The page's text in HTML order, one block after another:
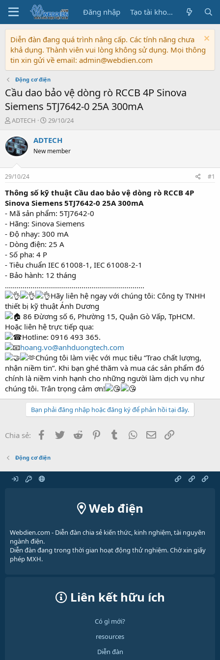
Đăng nhập Tạo tài khoản
Diễn đàn đang quá trình nâng cấp. Các tính năng chưa
khả dụng. Thành viên vui lòng không sử dụng. Mọi thông
tin xin gửi về email: admin@webdien.com
Động cơ điện
Cầu dao bảo vệ dòng rò RCCB 4P Sinova
Siemens 5TJ7642-0 25A 300mA
T
r
e
a
s
t
a
t
e
r
ADTECH
N
à
b
ầ
29/10/24
ADTECH
New member
29/10/24 #1
Thông số kỹ thuật Cầu dao bảo vệ dòng rò RCCB 4P
Sinova Siemens 5TJ7642-0 25A 300mA
- Mã sản phẩm: 5TJ7642-0
- Hãng: Sinova Siemens
- Độ nhạy: 300 mA
- Dòng điện: 25 A
- Số pha: 4 P
- Tiêu chuẩn IEC 61008-1, IEC 61008-2-1
- Bảo hành: 12 tháng
.......................................................................
Hãy liên hệ ngay với chúng tôi: Công ty TNHH
thiết bị kỹ thuật Ánh Dương
86 Đừơng số 6, Phường 15, Quận Gò Vấp, TpHCM.
Hoặc liên hệ trực tiếp qua:
Hotline: 0916 493 365.
hoang.vo@anhduongtech.com
Chúng tôi làm việc với mục tiêu “Trao chất lượng,
nhận niềm tin”. Khi bạn ghé thăm và mua các sản phẩm đó
chính là niềm vinh hạnh cho những người làm dịch vụ như
chúng tôi. Trân trọng cảm ơn!
Bạn phải đăng nhập hoặc đăng ký để phản hồi tại đây.
Chia sẻ: Facebook
Twitter Reddit PinterestTumblr WhatsApp
Email
Động cơ điện
Web điện
Webdien.com - Diễn đàn chia sẻ kiến thức, kinh nghiệm, tài nguyên
ngành điện.
Diễn đàn đang trong thời gian hoạt động thử nghiệm. Chờ xin giấy
phép MXH.
Liên kết hữu ích
Có gì mới?
resources
Diễn đàn